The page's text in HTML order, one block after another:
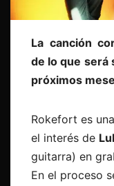
La canción
de lo que será
próximos
Rokefort es
el interés de
guitarra) en
En el proceso